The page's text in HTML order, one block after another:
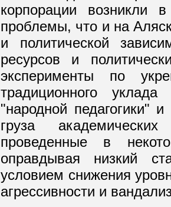
корпорации
проблемы, что и на
и политической
ресурсов и
эксперименты по
традиционного
"народной педагогики"
груза
проведенные в
оправдывая низкий
условием снижения
агрессивности и